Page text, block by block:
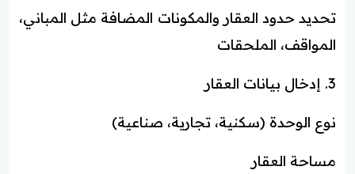
تحديد حدود العقار والمكونات المضافة مثل المباني،
المواقف، الملحقات
3. إدخال بيانات العقار
نوع الوحدة (سكنية، تجارية، صناعية)
مساحة العقار